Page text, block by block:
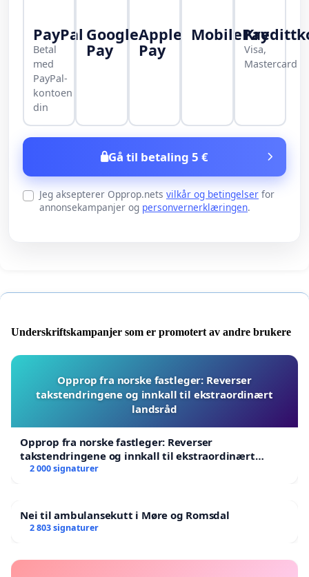
PayPal
Betal
med
PayPal-
kontoen
din
Google
Pay
Apple
Pay
MobilePay
Visa,
Mastercard
Gå til betaling 5 €
Jeg aksepterer Opprop.nets vilkår og betingelser for
annonsekampanjer og personvernerklæringen.
Underskriftskampanjer som er promotert av andre brukere
Opprop fra norske fastleger: Reverser
takstendringene og innkall til ekstraordinært
landsråd
Opprop fra norske fastleger: Reverser
takstendringene og innkall til ekstraordinært
landsråd
2 000 signaturer
Nei til ambulansekutt i Møre og Romsdal
2 803 signaturer